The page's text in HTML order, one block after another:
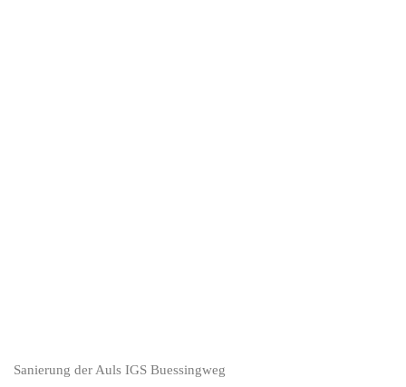
Sanierung der Auls IGS Buessingweg